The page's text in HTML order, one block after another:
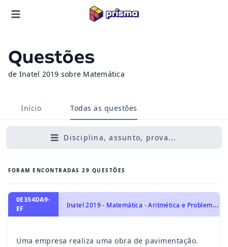
Questões
de Inatel 2019 sobre Matemática
Início Todas as questões
Disciplina, assunto, prova...
FORAM ENCONTRADAS 29 QUESTÕES
0E354DA9-
EF
I
natel 2019 - Matemática - Aritmética e Problemas, Regra de Três
Uma empresa realiza uma obra de pavimentação.